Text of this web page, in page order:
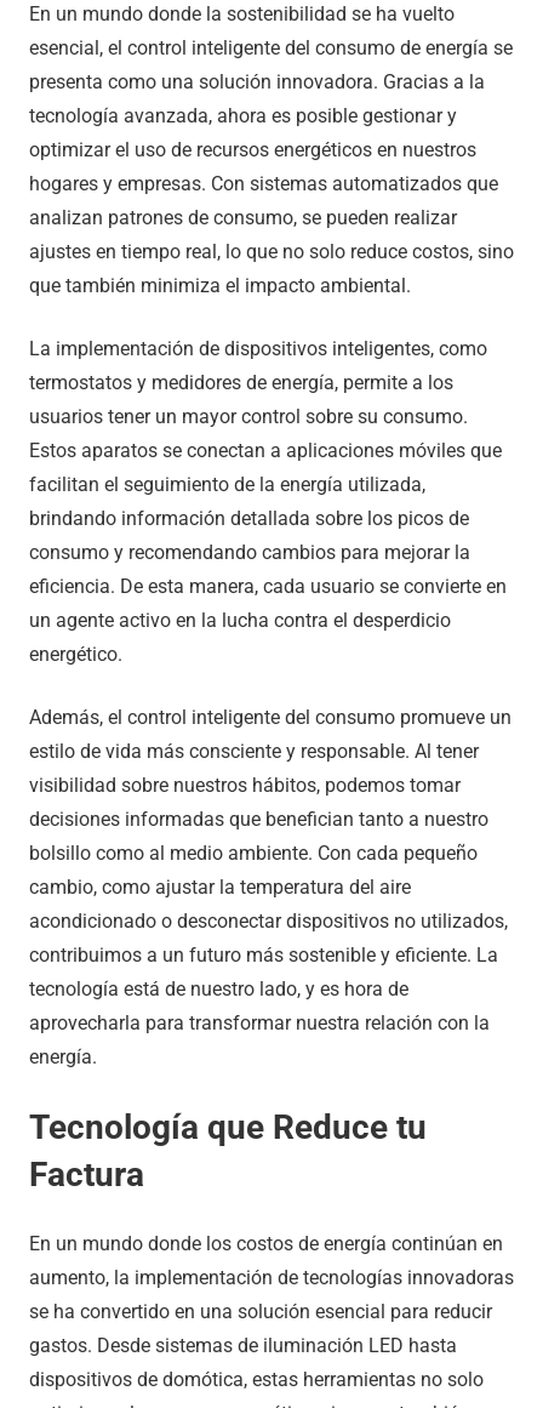
En un mundo donde la sostenibilidad se ha vuelto
esencial, el control inteligente del consumo de energía se
presenta como una solución innovadora. Gracias a la
tecnología avanzada, ahora es posible gestionar y
optimizar el uso de recursos energéticos en nuestros
hogares y empresas. Con sistemas automatizados que
analizan patrones de consumo, se pueden realizar
ajustes en tiempo real, lo que no solo reduce costos, sino
que también minimiza el impacto ambiental.
La implementación de dispositivos inteligentes, como
termostatos y medidores de energía, permite a los
usuarios tener un mayor control sobre su consumo.
Estos aparatos se conectan a aplicaciones móviles que
facilitan el seguimiento de la energía utilizada,
brindando información detallada sobre los picos de
consumo y recomendando cambios para mejorar la
eficiencia. De esta manera, cada usuario se convierte en
un agente activo en la lucha contra el desperdicio
energético.
Además, el control inteligente del consumo promueve un
estilo de vida más consciente y responsable. Al tener
visibilidad sobre nuestros hábitos, podemos tomar
decisiones informadas que benefician tanto a nuestro
bolsillo como al medio ambiente. Con cada pequeño
cambio, como ajustar la temperatura del aire
acondicionado o desconectar dispositivos no utilizados,
contribuimos a un futuro más sostenible y eficiente. La
tecnología está de nuestro lado, y es hora de
aprovecharla para transformar nuestra relación con la
energía.
Tecnología que Reduce tu
Factura
En un mundo donde los costos de energía continúan en
aumento, la implementación de tecnologías innovadoras
se ha convertido en una solución esencial para reducir
gastos. Desde sistemas de iluminación LED hasta
dispositivos de domótica, estas herramientas no solo